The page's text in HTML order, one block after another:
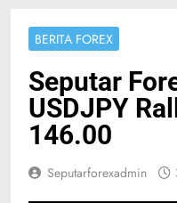
BERITA FOREX
Seputar
USDJPY
146.00
Seputarforexadmin